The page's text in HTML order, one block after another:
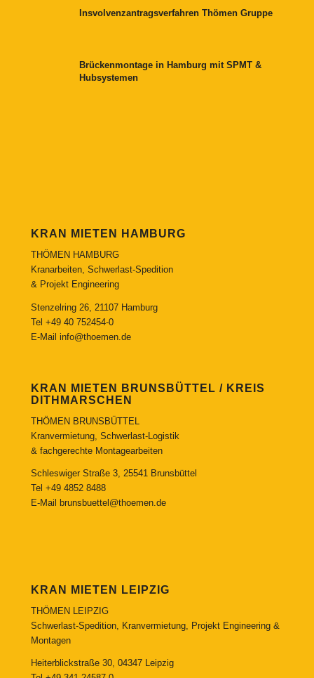
Insvolvenzantragsverfahren Thömen Gruppe
Brückenmontage in Hamburg mit SPMT &
Hubsystemen
KRAN MIETEN HAMBURG
THÖMEN HAMBURG
Kranarbeiten, Schwerlast-Spedition
& Projekt Engineering
Stenzelring 26, 21107 Hamburg
Tel +49 40 752454-0
E-Mail info@thoemen.de
KRAN MIETEN BRUNSBÜTTEL / KREIS
DITHMARSCHEN
THÖMEN BRUNSBÜTTEL
Kranvermietung, Schwerlast-Logistik
& fachgerechte Montagearbeiten
Schleswiger Straße 3, 25541 Brunsbüttel
Tel +49 4852 8488
E-Mail
brunsbuettel@thoemen.de
KRAN MIETEN LEIPZIG
THÖMEN LEIPZIG
Schwerlast-Spedition, Kranvermietung, Projekt Engineering &
Montagen
Heiterblickstraße 30, 04347 Leipzig